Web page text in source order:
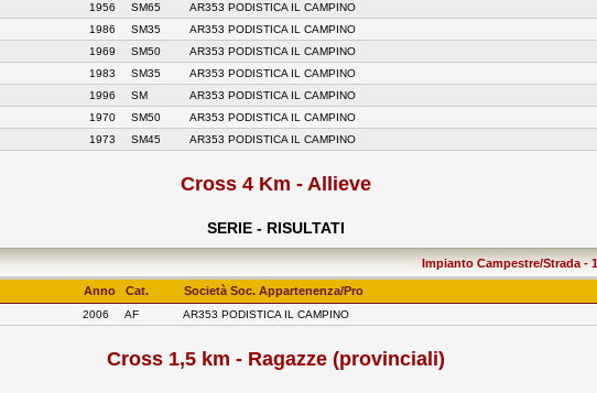
1956 SM65 AR353 PODISTICA IL CAMPINO
1986 SM35 AR353 PODISTICA IL CAMPINO
1969 SM50 AR353 PODISTICA IL CAMPINO
1983 SM35 AR353 PODISTICA IL CAMPINO
1996 SM AR353 PODISTICA IL CAMPINO
1970 SM50 AR353 PODISTICA IL CAMPINO
1973 SM45 AR353 PODISTICA IL CAMPINO
Cross 4 Km - Allieve
SERIE - RISULTATI
Impianto Campestre/Strada -
Anno Cat. Società Soc. Appartenenza/Pro
2006 AF AR353 PODISTICA IL CAMPINO
Cross 1,5 km - Ragazze (provinciali)